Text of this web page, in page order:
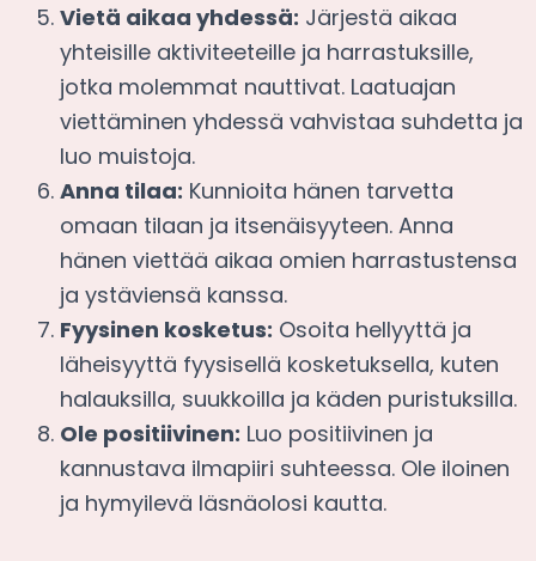
Vietä aikaa yhdessä: Järjestä aikaa
yhteisille aktiviteeteille ja harrastuksille,
jotka molemmat nauttivat. Laatuajan
viettäminen yhdessä vahvistaa suhdetta ja
luo muistoja.
Anna tilaa: Kunnioita hänen tarvetta
omaan tilaan ja itsenäisyyteen. Anna
hänen viettää aikaa omien harrastustensa
ja ystäviensä kanssa.
Fyysinen kosketus: Osoita hellyyttä ja
läheisyyttä fyysisellä kosketuksella, kuten
halauksilla, suukkoilla ja käden puristuksilla.
Ole positiivinen: Luo positiivinen ja
kannustava ilmapiiri suhteessa. Ole iloinen
ja hymyilevä läsnäolosi kautta.